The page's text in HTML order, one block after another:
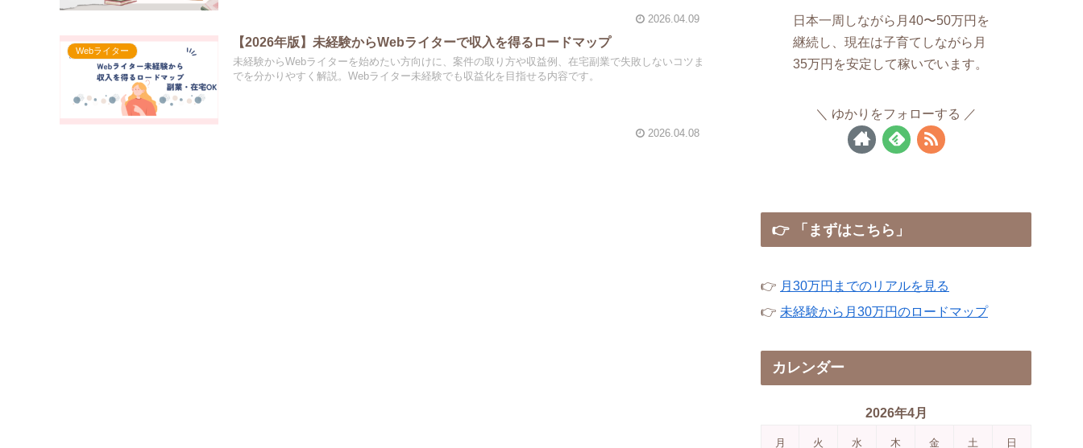
2026.04.09
Webライター
【2026年版】未経験からWebライターで収入を得るロードマップ
未経験からWebライターを始めたい方向けに、案件の取り方や収益例、在宅副業で失敗しないコツま
でを分かりやすく解説。Webライター未経験でも収益化を目指せる内容です。
2026.04.08
日本一周しながら月40〜50万円を
継続し、現在は子育てしながら月
35万円を安定して稼いでいます。
ゆかりをフォローする
👉 「まずはこちら」
👉 月30万円までのリアルを見る
👉 未経験から月30万円のロードマップ
カレンダー
2026年4月
月 火 水 木 金 土 日